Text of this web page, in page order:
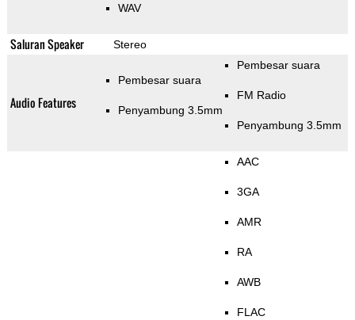
WAV
Saluran Speaker Stereo
Audio Features
Pembesar suara
Penyambung 3.5mm
Pembesar suara
FM Radio
Penyambung 3.5mm
AAC
3GA
AMR
RA
AWB
FLAC